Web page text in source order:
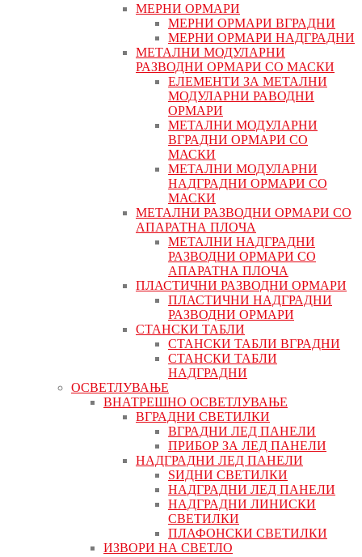
МЕРНИ ОРМАРИ
МЕРНИ ОРМАРИ ВГРАДНИ
МЕРНИ ОРМАРИ НАДГРАДНИ
МЕТАЛНИ МОДУЛАРНИ
РАЗВОДНИ ОРМАРИ СО МАСКИ
ЕЛЕМЕНТИ ЗА МЕТАЛНИ
МОДУЛАРНИ РАВОДНИ
ОРМАРИ
МЕТАЛНИ МОДУЛАРНИ
ВГРАДНИ ОРМАРИ СО
МАСКИ
МЕТАЛНИ МОДУЛАРНИ
НАДГРАДНИ ОРМАРИ СО
МАСКИ
МЕТАЛНИ РАЗВОДНИ ОРМАРИ СО
АПАРАТНА ПЛОЧА
МЕТАЛНИ НАДГРАДНИ
РАЗВОДНИ ОРМАРИ СО
АПАРАТНА ПЛОЧА
ПЛАСТИЧНИ РАЗВОДНИ ОРМАРИ
ПЛАСТИЧНИ НАДГРАДНИ
РАЗВОДНИ ОРМАРИ
СТАНСКИ ТАБЛИ
СТАНСКИ ТАБЛИ ВГРАДНИ
СТАНСКИ ТАБЛИ
НАДГРАДНИ
ОСВЕТЛУВАЊЕ
ВНАТРЕШНО ОСВЕТЛУВАЊЕ
ВГРАДНИ СВЕТИЛКИ
ВГРАДНИ ЛЕД ПАНЕЛИ
ПРИБОР ЗА ЛЕД ПАНЕЛИ
НАДГРАДНИ ЛЕД ПАНЕЛИ
ЅИДНИ СВЕТИЛКИ
НАДГРАДНИ ЛЕД ПАНЕЛИ
НАДГРАДНИ ЛИНИСКИ
СВЕТИЛКИ
ПЛАФОНСКИ СВЕТИЛКИ
ИЗВОРИ НА СВЕТЛО